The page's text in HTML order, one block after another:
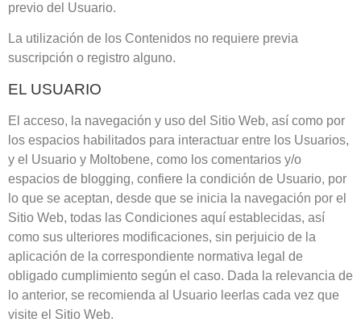
previo del Usuario.
La utilización de los Contenidos no requiere previa
suscripción o registro alguno.
EL USUARIO
El acceso, la navegación y uso del Sitio Web, así como por
los espacios habilitados para interactuar entre los Usuarios,
y el Usuario y Moltobene, como los comentarios y/o
espacios de blogging, confiere la condición de Usuario, por
lo que se aceptan, desde que se inicia la navegación por el
Sitio Web, todas las Condiciones aquí establecidas, así
como sus ulteriores modificaciones, sin perjuicio de la
aplicación de la correspondiente normativa legal de
obligado cumplimiento según el caso. Dada la relevancia de
lo anterior, se recomienda al Usuario leerlas cada vez que
visite el Sitio Web.